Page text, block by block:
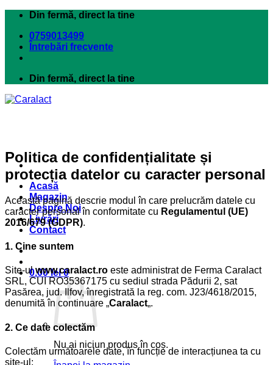
Skip
content
Din fermă, direct la tine
0759013499
Întrebări frecvente
Din fermă, direct la tine
Acasă
Magazin
Despre Noi
Livrări
Contact
0.00lei 0
Nu ai niciun produs în coș.
Politica de confidențialitate și
protecția datelor cu caracter personal
Această pagină descrie modul în care prelucrăm datele cu
caracter personal în conformitate cu Regulamentul (UE)
2016/679 (GDPR).
1. Cine suntem
Site-ulwww.caralact.ro este administrat de Ferma Caralact
SRL, CUI RO35367175 cu sediul strada Pădurii 2, sat
Pasărea, jud. Ilfov, înregistrată la reg. com. J23/4618/2015,
denumită în continuare „Caralact„.
2. Ce date colectăm
Colectăm următoarele date, în funcție de interacțiunea ta cu
site-ul: